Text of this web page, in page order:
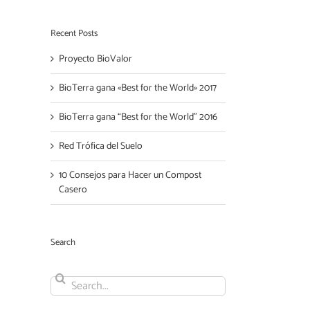
Recent Posts
Proyecto BioValor
BioTerra gana «Best for the World» 2017
BioTerra gana “Best for the World” 2016
Red Trófica del Suelo
10 Consejos para Hacer un Compost
Casero
Search
for: